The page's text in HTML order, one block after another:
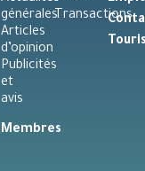
générales
Articles
d’opinion
Publicités
et
avis
Membres
Transactions